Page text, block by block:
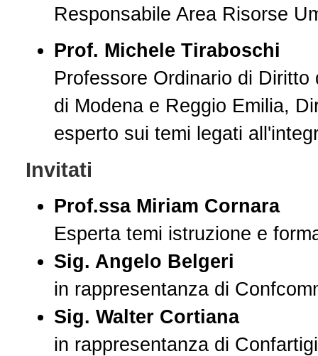
Responsabile Area Risorse
Prof. Michele Tiraboschi
Professore Ordinario di
di Modena e Reggio Emilia,
esperto sui temi legati
Invitati
Prof.ssa Miriam Cornara
Esperta temi istruzione e
Sig. Angelo Belgeri
in rappresentanza di
Sig. Walter Cortiana
in rappresentanza di